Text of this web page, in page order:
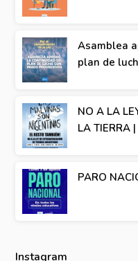
Asamblea
plan de
NO A LA
LA TIERRA
PARO
Instagram